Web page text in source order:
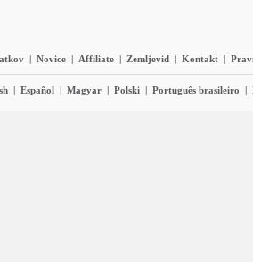
| Novice | Affiliate | Zemljevid | Kontakt |
| Español | Magyar | Polski | Português brasileiro |